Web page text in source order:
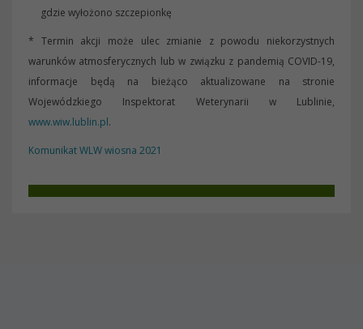
gdzie wyłożono szczepionkę
* Termin akcji może ulec zmianie z powodu niekorzystnych
warunków atmosferycznych lub w związku z pandemią COVID-19,
informacje będą na bieżąco aktualizowane na stronie
Wojewódzkiego Inspektorat Weterynarii w Lublinie,
www.wiw.lublin.pl.
Komunikat WLW wiosna 2021